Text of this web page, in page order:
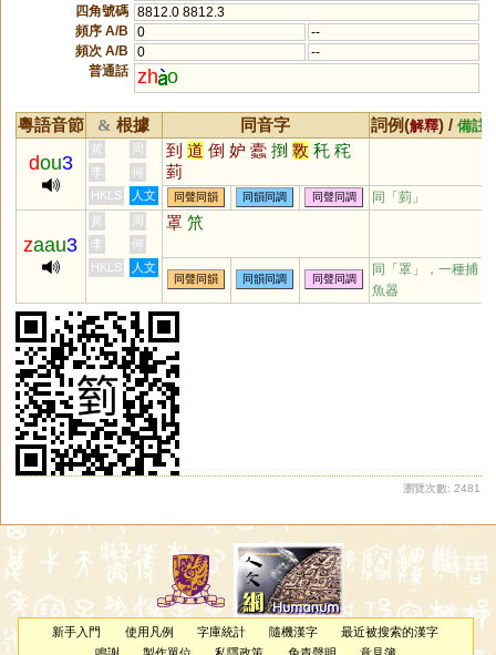
四角號碼 8812.0 8812.3
頻序 A/B
0
--
頻次 A/B
0
--
普通話 zh o
粵語音節 & 根據 同音字 詞例(解釋) / 備註
dou3
黃 周 到 道 倒 妒 蠹 捯 斁 秅 秺
菿
李
何
HKLS
人文 同聲同韻 同韻同調 同聲同調 同「菿 」
zaau3
黃 周 罩 笊
李
何
HKLS
人文
同聲同韻 同韻同調 同聲同調
同「罩 」，一種捕
魚器
瀏覽次數: 2481
新手入門 使用凡例 字庫統計 隨機漢字
最近被搜索的漢字
鳴謝
製作單位 私隱政策 免責聲明 意見簿